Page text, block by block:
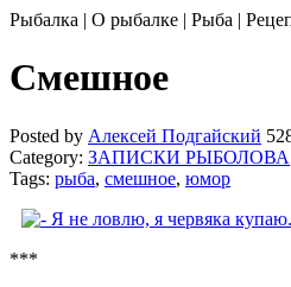
Рыбалка | О рыбалке | Рыба |
Смешное
Posted by Алексей Подгайский
Category: ЗАПИСКИ РЫБОЛОВА
Tags: рыба, смешное, юмор
***